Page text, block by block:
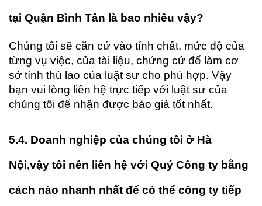
tại Quận Bình Tân là bao nhiêu vậy?
Chúng tôi sẽ căn cứ vào tính chất, mức độ của
từng vụ việc, của tài liệu, chứng cứ để làm cơ
sở tính thù lao của luật sư cho phù hợp. Vậy
bạn vui lòng liên hệ trực tiếp với luật sư của
chúng tôi để nhận được báo giá tốt nhất.
5.4. Doanh nghiệp của chúng tôi ở Hà
Nội,vậy tôi nên liên hệ với Quý Công ty bằng
cách nào nhanh nhất để có thể công ty tiếp